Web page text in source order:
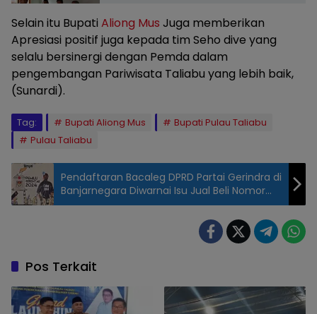
Selain itu Bupati Aliong Mus Juga memberikan
Apresiasi positif juga kepada tim Seho dive yang
selalu bersinergi dengan Pemda dalam
pengembangan Pariwisata Taliabu yang lebih baik,
(Sunardi).
Tag: Bupati Aliong Mus
Bupati Pulau Taliabu
Pulau Taliabu
Pendaftaran Bacaleg DPRD Partai Gerindra di
Banjarnegara Diwarnai Isu Jual Beli Nomor
Urut, Berikut Faktanya
Pos Terkait